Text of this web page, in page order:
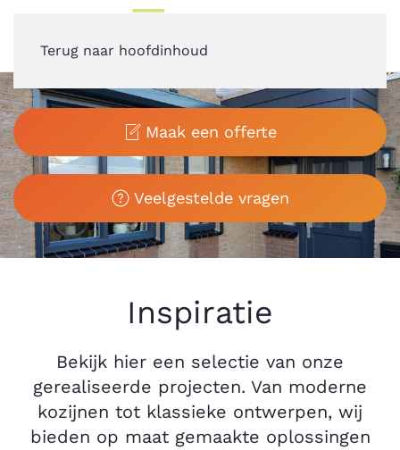
Terug naar hoofdinhoud
Maak een offerte
Veelgestelde vragen
Inspiratie
Bekijk hier een selectie van onze
gerealiseerde projecten. Van moderne
kozijnen tot klassieke ontwerpen, wij
bieden op maat gemaakte oplossingen